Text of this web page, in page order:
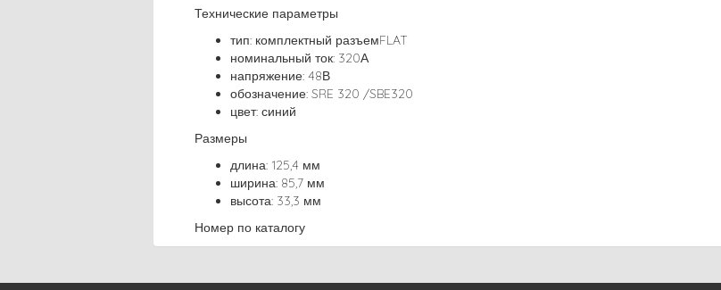
Технические параметры
тип: комплектный разъемFLAT
номинальный ток: 320А
напряжение: 48В
обозначение: SRE 320 /SBE320
цвет: синий
Размеры
длина: 125,4 мм
ширина: 85,7 мм
высота: 33,3 мм
Номер по каталогу